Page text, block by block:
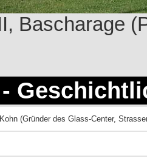
Bascharage
(Gründer des Glass-Center,